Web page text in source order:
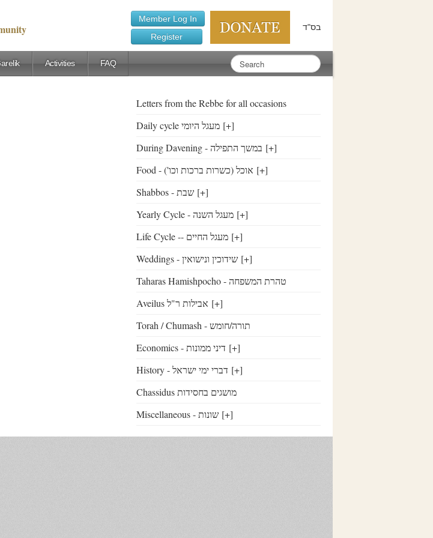
Member Log In
Register
בס"ד
Activities FAQ
Letters from the Rebbe for all occasions
Daily cycle מעגל היומי [+]
During Davening - במשך התפילה [+]
Food - ('אוכל (כשרות ברכות וכו [+]
Shabbos - שבת [+]
Yearly Cycle - מעגל השנה [+]
Life Cycle -- מעגל החיים [+]
Weddings - שידוכין ונישואין [+]
Taharas Hamishpocho - טהרת המשפחה
Aveilus אבילות ר"ל [+]
Torah / Chumash - תורה/חומש
Economics - דיני ממונות [+]
History - דברי ימי ישראל [+]
Chassidus מושגים בחסידות
Miscellaneous - שונות [+]